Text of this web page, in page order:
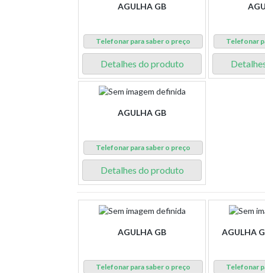
AGULHA GB
Telefonar para saber o preço
Detalhes do produto
Telefonar
AGULHA GB
Telefonar para saber o preço
Detalhes do produto
AGULHA GB
Telefonar para saber o preço
AGULHA
Telefonar